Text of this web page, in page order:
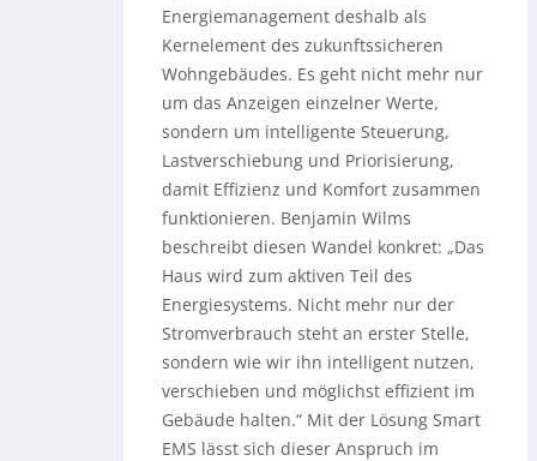
Energiemanagement deshalb als
Kernelement des zukunftssicheren
Wohngebäudes. Es geht nicht mehr nur
um das Anzeigen einzelner Werte,
sondern um intelligente Steuerung,
Lastverschiebung und Priorisierung,
damit Effizienz und Komfort zusammen
funktionieren. Benjamin Wilms
beschreibt diesen Wandel konkret: „Das
Haus wird zum aktiven Teil des
Energiesystems. Nicht mehr nur der
Stromverbrauch steht an erster Stelle,
sondern wie wir ihn intelligent nutzen,
verschieben und möglichst effizient im
Gebäude halten.“ Mit der Lösung Smart
EMS lässt sich dieser Anspruch im